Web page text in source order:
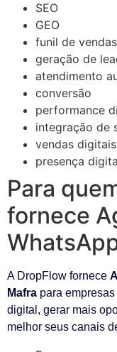
SEO
GEO
funil de vendas
geração de
atendimento
conversão
performance
integração de
vendas digitais
presença
Para
fornece
A DropFlow fornece
Mafra para
digital, gerar mais
melhor seus canais